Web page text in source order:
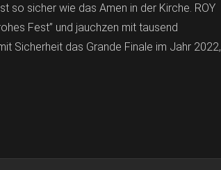
so sicher wie das Amen in der Kirche. ROY
Fest” und jauchzen mit tausend
Sicherheit das Grande Finale im Jahr 2022,